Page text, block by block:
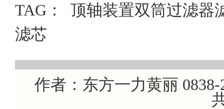
TAG： 顶轴装置双筒过滤器
滤芯
作者：东方一力黄丽